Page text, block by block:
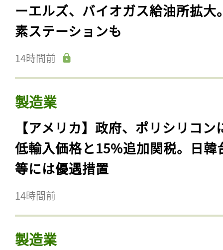
ーエルズ、バイオガス給油所拡大
素ステーションも
14時間前
製造業
【アメリカ】政府、ポリシリコン
低輸入価格と15%追加関税。日韓
等には優遇措置
14時間前
製造業